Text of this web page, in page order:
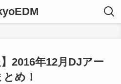
】2016年12月DJアー
め！